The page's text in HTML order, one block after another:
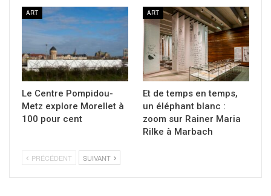
ART
Le Centre Pompidou-
Metz explore Morellet à
100 pour cent
ART
Et de temps en temps,
un éléphant blanc :
zoom sur Rainer Maria
Rilke à Marbach
PRÉCÉDENT SUIVANT